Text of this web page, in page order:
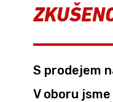
S prodejem
V oboru